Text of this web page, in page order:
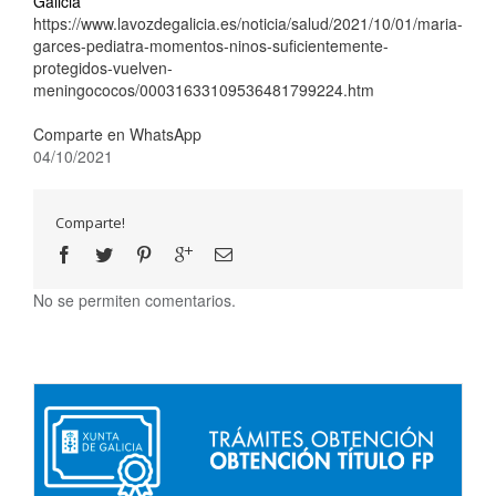
https://www.lavozdegalicia.es/noticia/salud/2021/10/01/maria-
garces-pediatra-momentos-ninos-suficientemente-
protegidos-vuelven-
meningococos/00031633109536481799224.htm
Comparte en WhatsApp
04/10/2021
Comparte!
No se permiten comentarios.